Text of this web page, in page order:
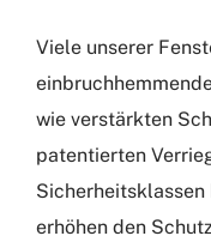
Balkon & Loggia
Dienstleistungen
Viele unserer
wie verstärkten
patentierten
erhöhen den